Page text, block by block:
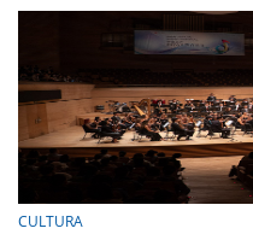
CULTURA